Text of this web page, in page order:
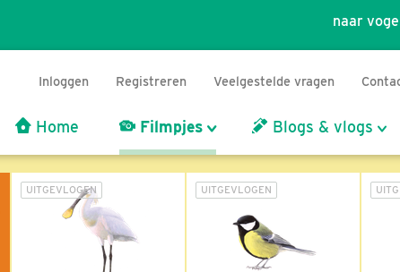
naar
Inloggen Registreren Veelgestelde vragen
Home Filmpjes Blogs & vlogs
UITGEVLOGEN UITGEVLOGEN